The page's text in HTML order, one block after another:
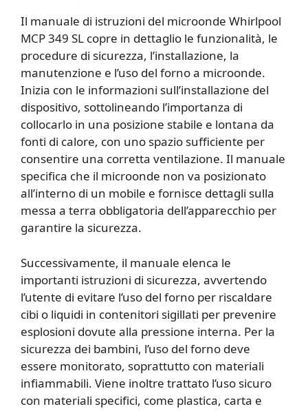
Il manuale di istruzioni del microonde Whirlpool
MCP 349 SL copre in dettaglio le funzionalità, le
procedure di sicurezza, l’installazione, la
manutenzione e l’uso del forno a microonde.
Inizia con le informazioni sull’installazione del
dispositivo, sottolineando l’importanza di
collocarlo in una posizione stabile e lontana da
fonti di calore, con uno spazio sufficiente per
consentire una corretta ventilazione. Il manuale
specifica che il microonde non va posizionato
all’interno di un mobile e fornisce dettagli sulla
messa a terra obbligatoria dell’apparecchio per
garantire la sicurezza.
Successivamente, il manuale elenca le
importanti istruzioni di sicurezza, avvertendo
l’utente di evitare l’uso del forno per riscaldare
cibi o liquidi in contenitori sigillati per prevenire
esplosioni dovute alla pressione interna. Per la
sicurezza dei bambini, l’uso del forno deve
essere monitorato, soprattutto con materiali
infiammabili. Viene inoltre trattato l’uso sicuro
con materiali specifici, come plastica, carta e